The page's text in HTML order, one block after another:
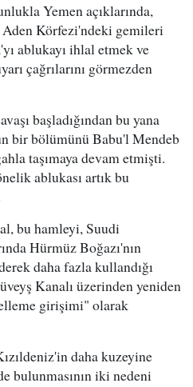
Yemen açıklarında,
Aden Körfezi'ndeki gemileri
ablukayı ihlal etmek ve
çağrılarını görmezden
başladığından bu yana
bir bölümünü Babu'l Mendeb
taşımaya devam etmişti.
ablukası artık bu
bu hamleyi, Suudi
Hürmüz Boğazı'nın
daha fazla kullandığı
Kanalı üzerinden yeniden
girişimi" olarak
daha kuzeyine
bulunmasının iki nedeni